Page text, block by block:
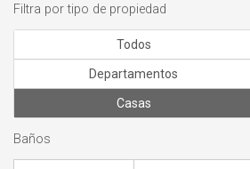
Filtra por tipo de propiedad
Todos
Departamentos
Casas
Baños